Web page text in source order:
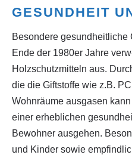
GESUNDHEIT
Besondere gesundheitliche
Ende der 1980er Jahre
Holzschutzmitteln aus.
die die Giftstoffe wie z.B.
Wohnräume ausgasen
einer erheblichen
Bewohner ausgehen.
und Kinder sowie